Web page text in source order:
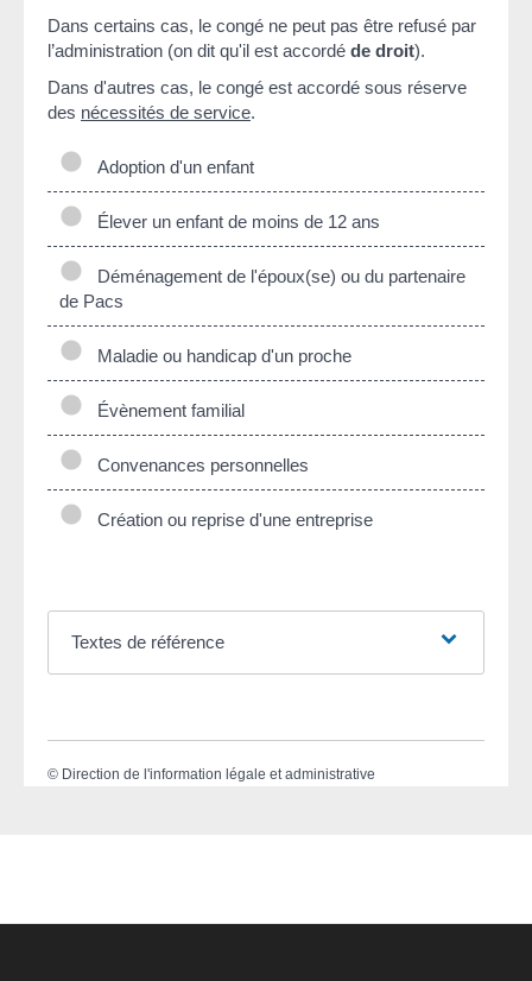
Dans certains cas, le congé ne peut pas être refusé par
l’administration (on dit qu'il est accordé de droit).
Dans d'autres cas, le congé est accordé sous réserve
des nécessités de service.
Adoption d'un enfant
Élever un enfant de moins de 12 ans
Déménagement de l'époux(se) ou du partenaire
de Pacs
Maladie ou handicap d'un proche
Évènement familial
Convenances personnelles
Création ou reprise d'une entreprise
Textes de référence
© Direction de l'information légale et administrative